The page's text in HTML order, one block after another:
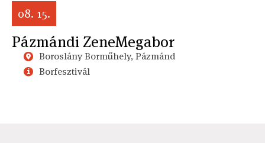
08. 15.
Pázmándi ZeneMegabor
Boroslány Borműhely, Pázmánd
Borfesztivál